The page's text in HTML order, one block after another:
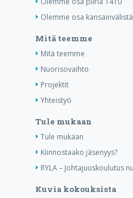
Olemme osa
Mitä teemme
Mitä teemme
Nuorisovaihto
Projektit
Yhteistyö
Tule mukaan
Tule mukaan
Kiinnostaako jäsenyys?
RYLA – Johtajuuskoulutus
Kuvia kokouksista